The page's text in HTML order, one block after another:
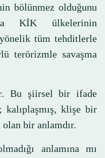
bölünmez olduğunu
KİK ülkelerinin
tüm tehditlerle
terörizmle savaşma
Bu şiirsel bir ifade
kalıplaşmış, klişe bir
bir anlamdır.
anlamına mı